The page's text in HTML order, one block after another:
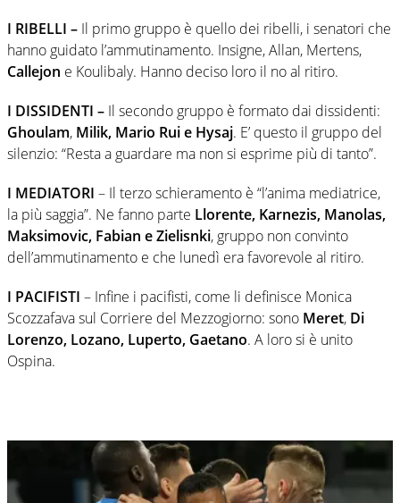
I RIBELLI – Il primo gruppo è quello dei ribelli, i senatori che
hanno guidato l’ammutinamento. Insigne, Allan, Mertens,
Callejon e Koulibaly. Hanno deciso loro il no al ritiro.
I DISSIDENTI – Il secondo gruppo è formato dai dissidenti:
Ghoulam, Milik, Mario Rui e Hysaj. E’ questo il gruppo del
silenzio: “Resta a guardare ma non si esprime più di tanto”.
I MEDIATORI – Il terzo schieramento è “l’anima mediatrice,
la più saggia”. Ne fanno parte Llorente, Karnezis, Manolas,
Maksimovic, Fabian e Zielisnki, gruppo non convinto
dell’ammutinamento e che lunedì era favorevole al ritiro.
I PACIFISTI – Infine i pacifisti, come li definisce Monica
Scozzafava sul Corriere del Mezzogiorno: sono Meret, Di
Lorenzo, Lozano, Luperto, Gaetano. A loro si è unito
Ospina.